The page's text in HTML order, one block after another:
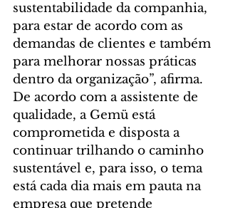
sustentabilidade da companhia,
para estar de acordo com as
demandas de clientes e também
para melhorar nossas práticas
dentro da organização”, afirma.
De acordo com a assistente de
qualidade, a Gemü está
comprometida e disposta a
continuar trilhando o caminho
sustentável e, para isso, o tema
está cada dia mais em pauta na
empresa que pretende